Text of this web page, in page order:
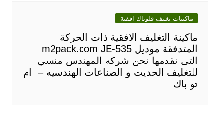
ماكينات تغليف فلوباك افقية
ماكينة التغليف الافقية ذات الحركة
المتدفقة موديل m2pack.com JE-535
التى نقدمها نحن شركه المهندس منسي
للتغليف الحديث و الصناعات الهندسيه – ام
تو باك